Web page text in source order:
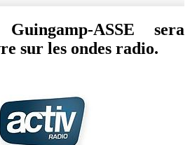
ASSE sera
sur les ondes radio.